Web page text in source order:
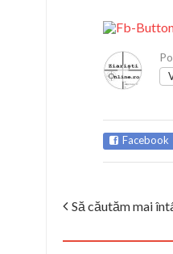
Facebook
Să căutăm mai